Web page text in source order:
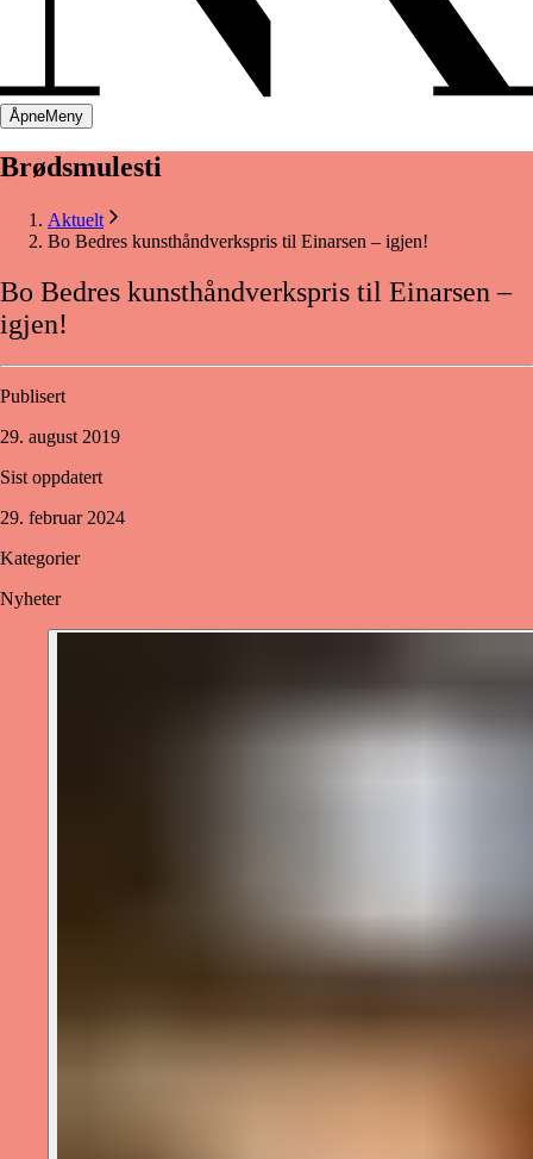
ÅpneMeny
Brødsmulesti
Aktuelt
Bo Bedres kunsthåndverkspris til Einarsen – igjen!
Bo Bedres kunsthåndverkspris til Einarsen–
igjen!
Publisert
29. august 2019
Sist oppdatert
29. februar 2024
Kategorier
Nyheter